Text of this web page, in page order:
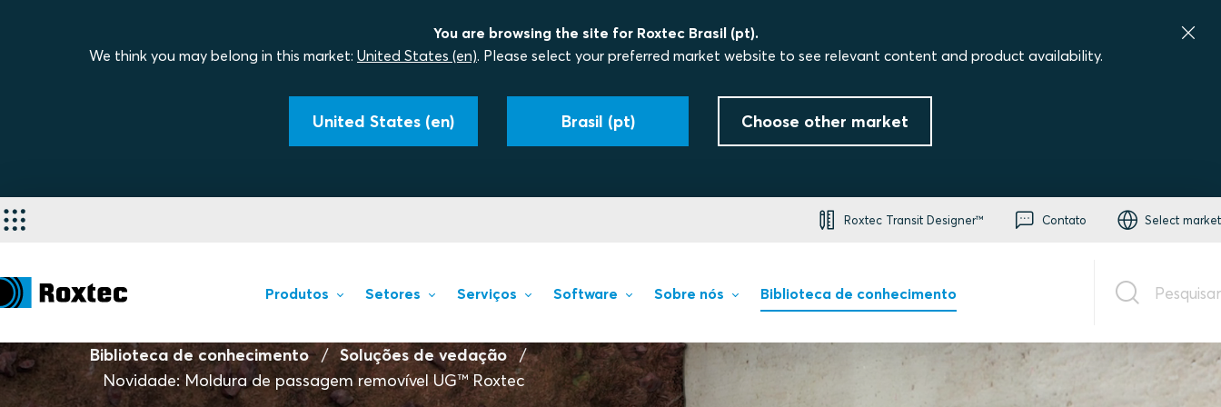
You are browsing the site for Roxtec Brasil (pt).
We think you may belong in this market: United States (en). Please select your preferred market website to see relevant content and product availability.
United States (en) Brasil (pt) Choose other market
Roxtec Transit Designer™ Contato Select market
Produtos Setores Serviços Software Sobre nós Biblioteca de conhecimento Pesquisar
Biblioteca de conhecimento
Soluções de vedação
Novidade: Moldura de passagem removível UG™ Roxtec